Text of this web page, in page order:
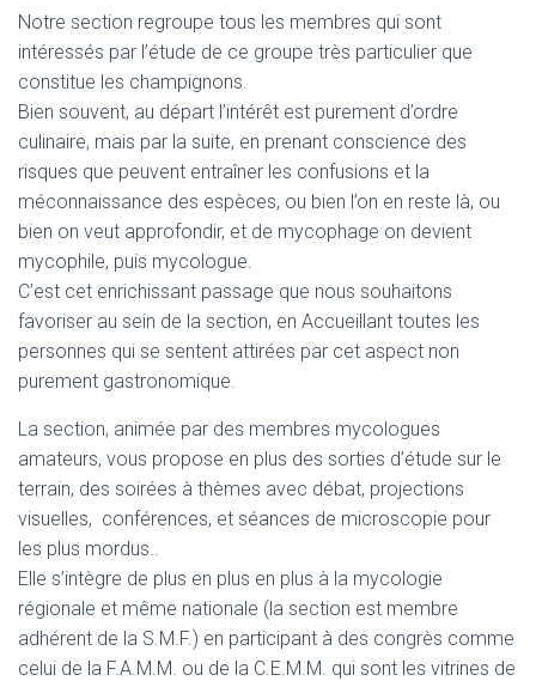
Notre section regroupe tous les membres qui sont
intéressés par l’étude de ce groupe très particulier que
constitue les champignons.
Bien souvent, au départ l’intérêt est purement d’ordre
culinaire, mais par la suite, en prenant conscience des
risques que peuvent entraîner les confusions et la
méconnaissance des espèces, ou bien l’on en reste là, ou
bien on veut approfondir, et de mycophage on devient
mycophile, puis mycologue.
C’est cet enrichissant passage que nous souhaitons
favoriser au sein de la section, en Accueillant toutes les
personnes qui se sentent attirées par cet aspect non
purement gastronomique.
La section, animée par des membres mycologues
amateurs, vous propose en plus des sorties d’étude sur le
terrain, des soirées à thèmes avec débat, projections
visuelles, conférences, et séances de microscopie pour
les plus mordus..
Elle s’intègre de plus en plus en plus à la mycologie
régionale et même nationale (la section est membre
adhérent de la S.M.F.) en participant à des congrès comme
celui de la F.A.M.M. ou de la C.E.M.M. qui sont les vitrines de